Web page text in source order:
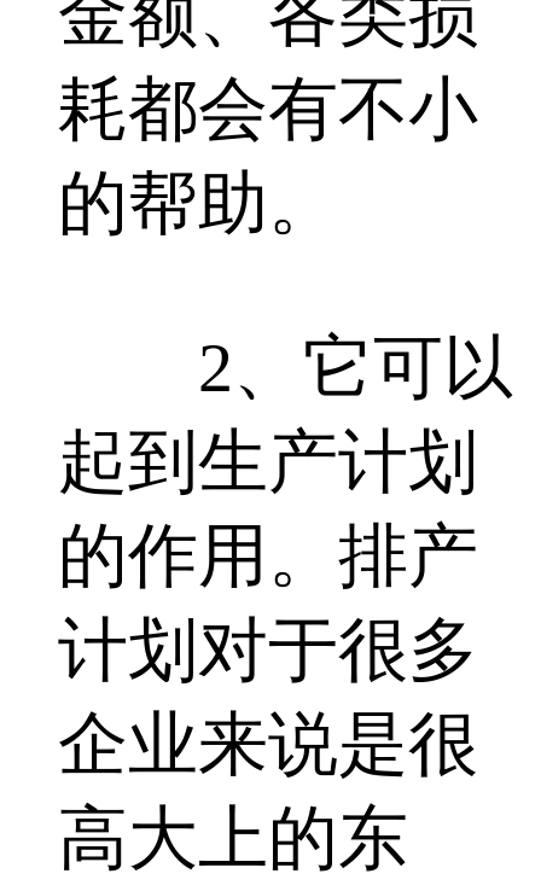
耗都会有不小
的帮助。
2、它可以
起到生产计划
的作用。排产
计划对于很多
企业来说是很
高大上的东